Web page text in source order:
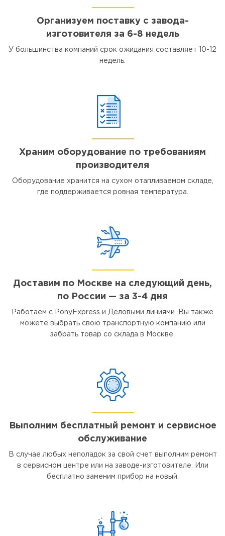
Организуем поставку с завода-
изготовителя за 6-8 недель
У большинства компаний срок ожидания составляет 10-12
недель.
Храним оборудование по требованиям
производителя
Оборудование хранится на сухом отапливаемом складе,
где поддерживается ровная температура.
Доставим по Москве на следующий день,
по России — за 3-4 дня
Работаем с PonyExpress и Деловыми линиями. Вы также
можете выбрать свою транспортную компанию или
забрать товар со склада в Москве.
Выполним бесплатный ремонт и сервисное
обслуживание
В случае любых неполадок за свой счет выполним ремонт
в сервисном центре или на заводе-изготовителе. Или
бесплатно заменим прибор на новый.